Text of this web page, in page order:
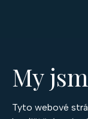
My
Tyto webové